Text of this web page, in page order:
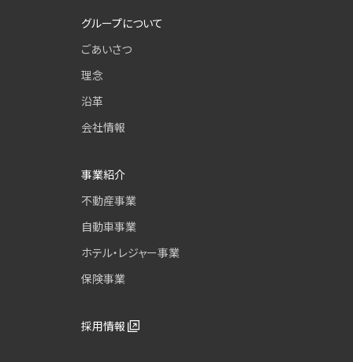
グループについて
ごあいさつ
理念
沿革
会社情報
事業紹介
不動産事業
自動車事業
ホテル・レジャー事業
保険事業
採用情報